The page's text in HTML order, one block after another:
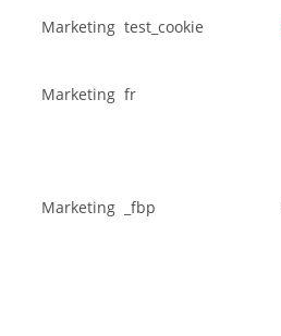
Marketing test_cookie
Marketing fr
Marketing _fbp